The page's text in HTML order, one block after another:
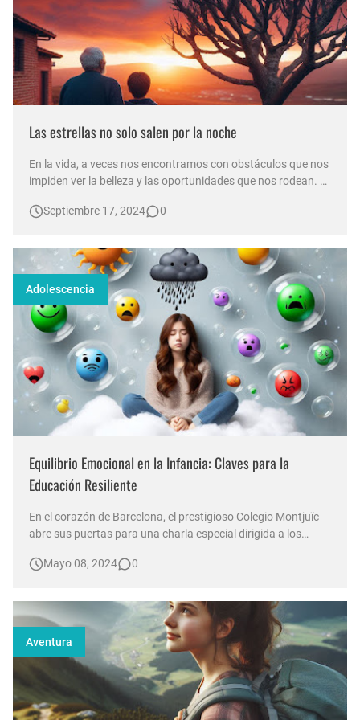
Las estrellas no solo salen por la noche
En la vida, a veces nos encontramos con obstáculos que nos
impiden ver la belleza y las oportunidades que nos rodean.
aunque las estrellas no siempre sean visibles, siempre están
Septiembre 17, 2024 0
Adolescencia
Equilibrio Emocional en la Infancia: Claves para la
Educación Resiliente
En el corazón de Barcelona, el prestigioso Colegio Montjuïc
abre sus puertas para una charla especial dirigida a los
emocional de los estudiantes ha llevado a la dirección del
del equilib…
Mayo 08, 2024 0
Aventura